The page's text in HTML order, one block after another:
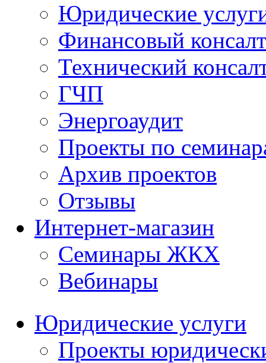
Юридические
Финансовый
Технический
ГЧП
Энергоаудит
Проекты по
Архив проектов
Отзывы
Интернет-магазин
Семинары ЖКХ
Вебинары
Юридические услуги
Проекты